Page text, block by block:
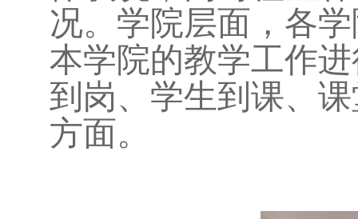
况。学院层面，各
本学院的教学工作
到岗、学生到课、
方面。